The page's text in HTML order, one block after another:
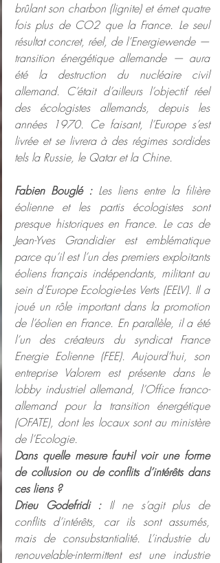
brûlant son charbon (lignite) et émet quatre
fois plus de CO2 que la France. Le seul
résultat concret, réel, de l’Energiewende —
transition énergétique allemande — aura
été la destruction du nucléaire civil
allemand. C’était d’ailleurs l’objectif réel
des écologistes allemands, depuis les
années 1970. Ce faisant, l’Europe s’est
livrée et se livrera à des régimes sordides
tels la Russie, le Qatar et la Chine.
Fabien Bouglé : Les liens entre la filière
éolienne et les partis écologistes sont
presque historiques en France. Le cas de
Jean-Yves Grandidier est emblématique
parce qu’il est l’un des premiers exploitants
éoliens français indépendants, militant au
sein d’Europe Ecologie-Les Verts (EELV). Il a
joué un rôle important dans la promotion
de l’éolien en France. En parallèle, il a été
l’un des créateurs du syndicat France
Energie Eolienne (FEE). Aujourd’hui, son
entreprise Valorem est présente dans le
lobby industriel allemand, l’Office franco-
allemand pour la transition énergétique
(OFATE), dont les locaux sont au ministère
de l’Ecologie.
Dans quelle mesure faut-il voir une forme
de collusion ou de conflits d’intérêts dans
ces liens ?
Drieu Godefridi : Il ne s’agit plus de
conflits d’intérêts, car ils sont assumés,
mais de consubstantialité. L’industrie du
renouvelable-intermittent est une industrie